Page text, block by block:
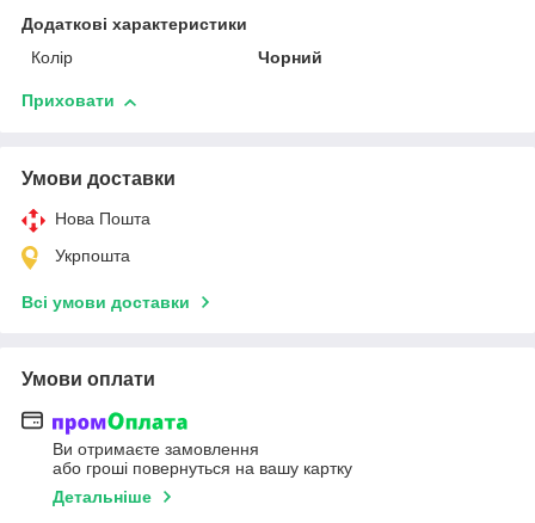
Додаткові характеристики
Колір
Чорний
Приховати
Умови доставки
Нова Пошта
Укрпошта
Всі умови доставки
Умови оплати
Ви отримаєте замовлення
або гроші повернуться на вашу картку
Детальніше